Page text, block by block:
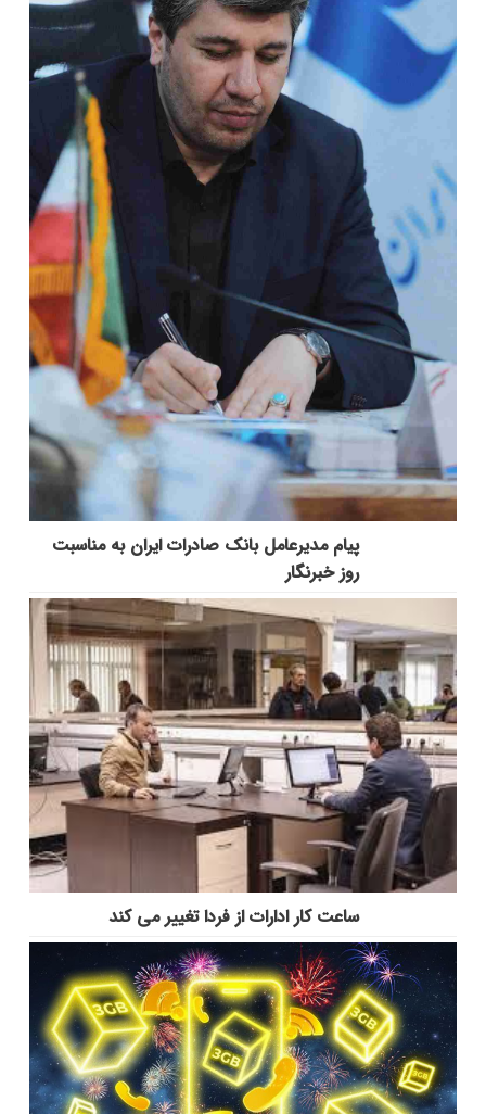
پیام مدیرعامل بانک صادرات ایران به مناسبت
روز خبرنگار
ساعت کار ادارات از فردا تغییر می کند